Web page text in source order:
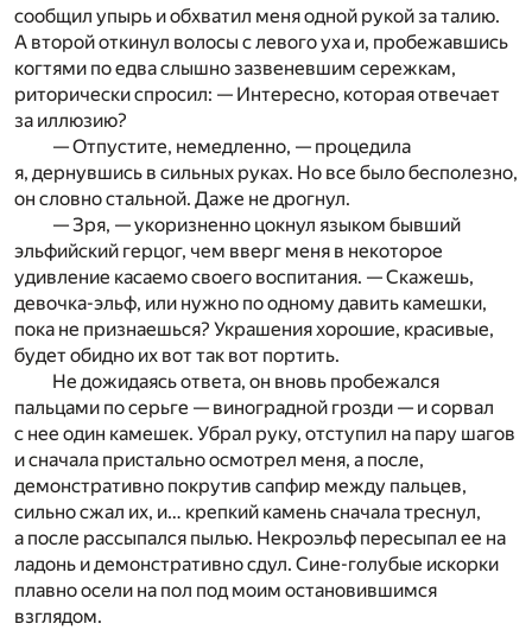
сообщил упырь и обхватил меня одной рукой за талию.
А второй откинул волосы с левого уха и, пробежавшись
когтями по едва слышно зазвеневшим сережкам,
риторически спросил: — Интересно, которая отвечает
за иллюзию?
— Отпустите, немедленно, — процедила
я, дернувшись в сильных руках. Но все было бесполезно,
он словно стальной. Даже не дрогнул.
— Зря, — укоризненно цокнул языком бывший
эльфийский герцог, чем вверг меня в некоторое
удивление касаемо своего воспитания. — Скажешь,
девочка-эльф, или нужно по одному давить камешки,
пока не признаешься? Украшения хорошие, красивые,
будет обидно их вот так вот портить.
Не дожидаясь ответа, он вновь пробежался
пальцами по серьге — виноградной грозди — и сорвал
с нее один камешек. Убрал руку, отступил на пару шагов
и сначала пристально осмотрел меня, а после,
демонстративно покрутив сапфир между пальцев,
сильно сжал их, и… крепкий камень сначала треснул,
а после рассыпался пылью. Некроэльф пересыпал ее на
ладонь и демонстративно сдул. Сине-голубые искорки
плавно осели на пол под моим остановившимся
взглядом.